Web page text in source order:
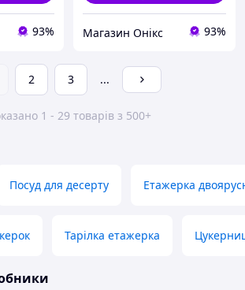
93% Магазин Онікс 93%
2 3 ...
1 - 29 товарів з 500+
Посуд для десерту Етажерка
Тарілка етажерка